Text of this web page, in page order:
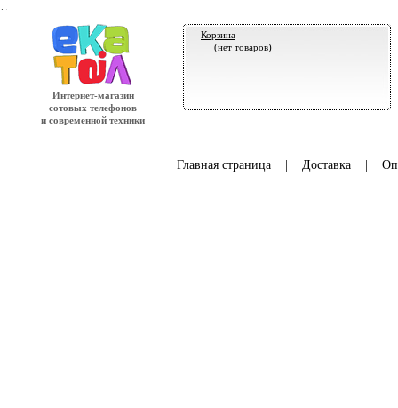
Интернет-магазин
сотовых телефонов
и современной техники
Корзина
(нет товаров)
Главная страница| Доставка|